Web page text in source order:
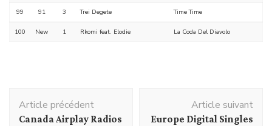
99 91 3 Trei Degete Time Time
100 New 1 Rkomi feat. Elodie La Coda Del Diavolo
d'article
Article précédent
Canada Airplay Radios
Article suivant
Europe Digital Singles